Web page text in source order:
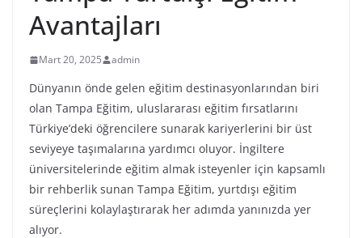
Avantajları
Mart 20, 2025 admin
Dünyanın önde gelen eğitim destinasyonlarından biri
olan Tampa Eğitim, uluslararası eğitim fırsatlarını
Türkiye’deki öğrencilere sunarak kariyerlerini bir üst
seviyeye taşımalarına yardımcı oluyor. İngiltere
üniversitelerinde eğitim almak isteyenler için kapsamlı
bir rehberlik sunan Tampa Eğitim, yurtdışı eğitim
süreçlerini kolaylaştırarak her adımda yanınızda yer
alıyor.